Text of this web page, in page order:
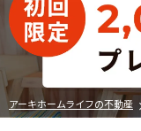
アーキホームライフの不動産